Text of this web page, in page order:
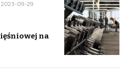
2023-09-29
na